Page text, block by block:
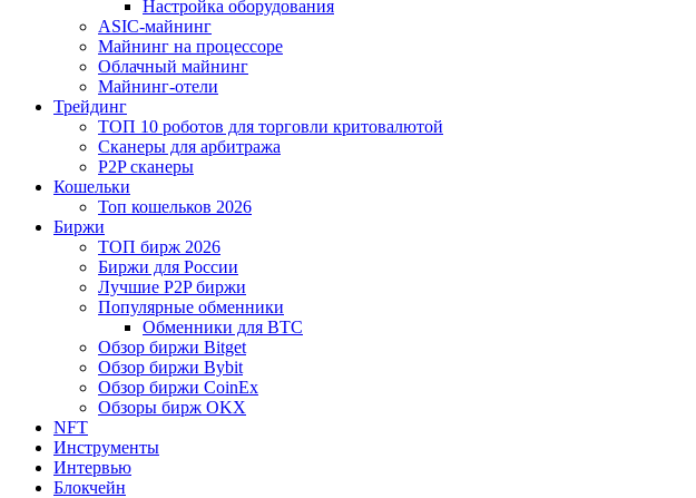
Настройка оборудования
ASIC-майнинг
Майнинг на процессоре
Облачный майнинг
Майнинг-отели
Трейдинг
ТОП 10 роботов для торговли критовалютой
Сканеры для арбитража
P2P сканеры
Кошельки
Топ кошельков 2026
Биржи
ТОП бирж 2026
Биржи для России
Лучшие P2P биржи
Популярные обменники
Обменники для BTC
Обзор биржи Bitget
Обзор биржи Bybit
Обзор биржи CoinEx
Обзоры бирж OKX
NFT
Инструменты
Интервью
Блокчейн